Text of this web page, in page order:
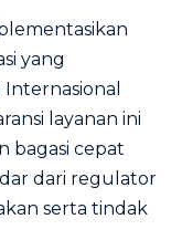
yang
layanan ini
bagasi cepat
dari regulator
serta tindak